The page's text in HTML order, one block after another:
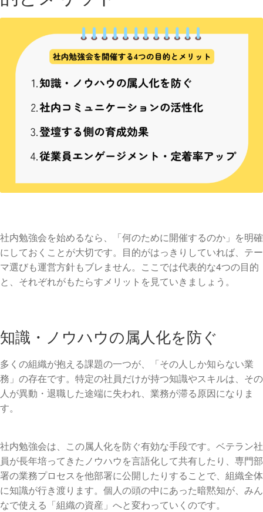
社内勉強会を始めるなら、「何のために開催するのか」を明確
にしておくことが大切です。目的がはっきりしていれば、テー
マ選びも運営方針もブレません。ここでは代表的な4つの目的
と、それぞれがもたらすメリットを見ていきましょう。
知識・ノウハウの属人化を防ぐ
多くの組織が抱える課題の一つが、「その人しか知らない業
務」の存在です。特定の社員だけが持つ知識やスキルは、その
人が異動・退職した途端に失われ、業務が滞る原因になりま
す。
社内勉強会は、この属人化を防ぐ有効な手段です。ベテラン社
員が長年培ってきたノウハウを言語化して共有したり、専門部
署の業務プロセスを他部署に公開したりすることで、組織全体
に知識が行き渡ります。個人の頭の中にあった暗黙知が、みん
なで使える「組織の資産」へと変わっていくのです。